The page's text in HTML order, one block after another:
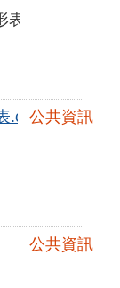
表
.csv公共資訊
公共資訊